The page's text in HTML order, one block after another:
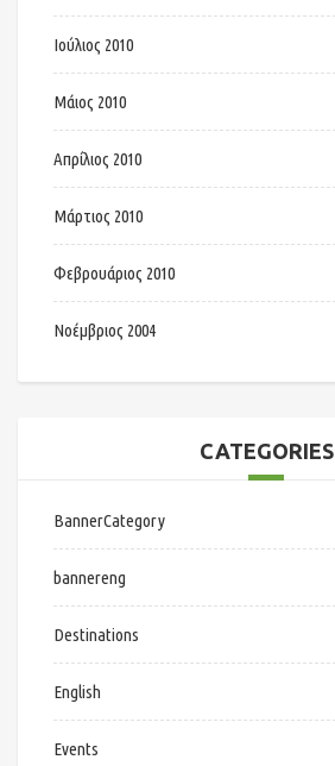
Ιούλιος 2010
Μάιος 2010
Απρίλιος 2010
Μάρτιος 2010
Φεβρουάριος 2010
Νοέμβριος 2004
CATEGORIES
BannerCategory
bannereng
Destinations
English
Events